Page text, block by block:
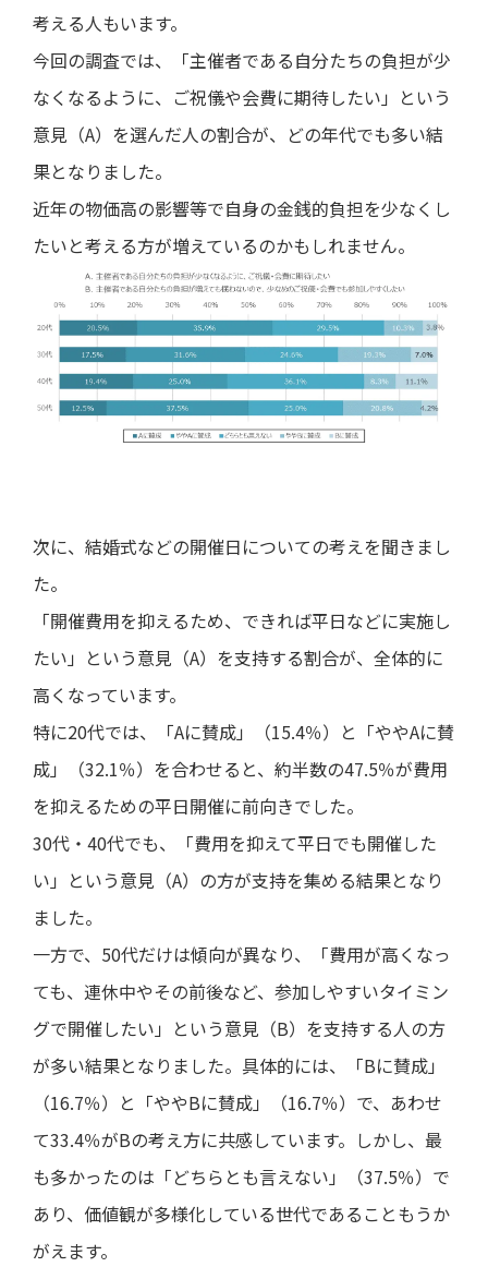
考える人もいます。
今回の調査では、「主催者である自分たちの負担が少
なくなるように、ご祝儀や会費に期待したい」という
意見（A）を選んだ人の割合が、どの年代でも多い結
果となりました。
近年の物価高の影響等で自身の金銭的負担を少なくし
たいと考える方が増えているのかもしれません。
次に、結婚式などの開催日についての考えを聞きまし
た。
「開催費用を抑えるため、できれば平日などに実施し
たい」という意見（A）を支持する割合が、全体的に
高くなっています。
特に20代では、「Aに賛成」（15.4％）と「ややAに賛
成」（32.1％）を合わせると、約半数の47.5％が費用
を抑えるための平日開催に前向きでした。
30代・40代でも、「費用を抑えて平日でも開催した
い」という意見（A）の方が支持を集める結果となり
ました。
一方で、50代だけは傾向が異なり、「費用が高くなっ
ても、連休中やその前後など、参加しやすいタイミン
グで開催したい」という意見（B）を支持する人の方
が多い結果となりました。具体的には、「Bに賛成」
（16.7％）と「ややBに賛成」（16.7％）で、あわせ
て33.4％がBの考え方に共感しています。しかし、最
も多かったのは「どちらとも言えない」（37.5％）で
あり、価値観が多様化している世代であることもうか
がえます。